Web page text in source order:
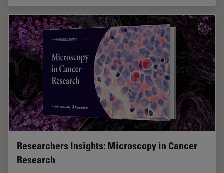
Researchers Insights: Microscopy in Cancer
Research